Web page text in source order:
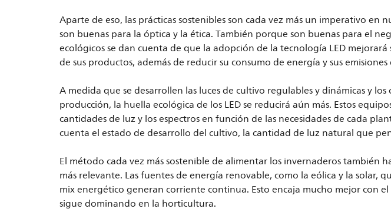
Aparte de eso, las prácticas sostenibles son cada vez más un imperativo en
son buenas para la óptica y la ética. También porque son buenas para el
ecológicos se dan cuenta de que la adopción de la tecnología LED
de sus productos, además de reducir su consumo de energía y sus emisiones
A medida que se desarrollen las luces de cultivo regulables y dinámicas y
producción, la huella ecológica de los LED se reducirá aún más. Estos
cantidades de luz y los espectros en función de las necesidades de cada
cuenta el estado de desarrollo del cultivo, la cantidad de luz natural que
El método cada vez más sostenible de alimentar los invernaderos también
más relevante. Las fuentes de energía renovable, como la eólica y la solar,
mix energético generan corriente continua. Esto encaja mucho mejor con el
sigue dominando en la horticultura.